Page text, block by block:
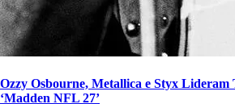
Ozzy Osbourne, Metallica e Styx Lideram
‘Madden NFL 27’